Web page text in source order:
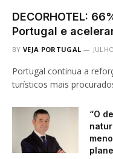
DECORHOTEL:
Portugal e
BY VEJA PORTUGAL
Portugal continua a
turísticos mais
“O